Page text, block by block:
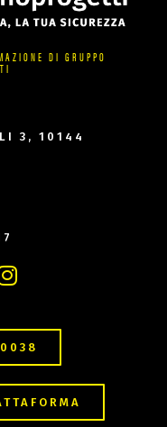
DI GRUPPO
3, 10144